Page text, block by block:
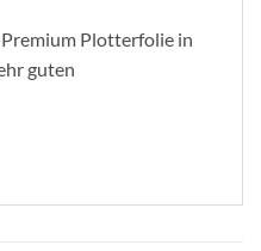
Plotterfolie in
guten